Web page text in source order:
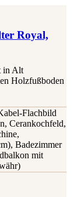
Royal,
in Alt
Holzfußboden
Flachbild
Cerankochfeld,
Badezimmer
mit